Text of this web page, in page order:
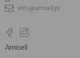
info@amisell.pl
Amisell